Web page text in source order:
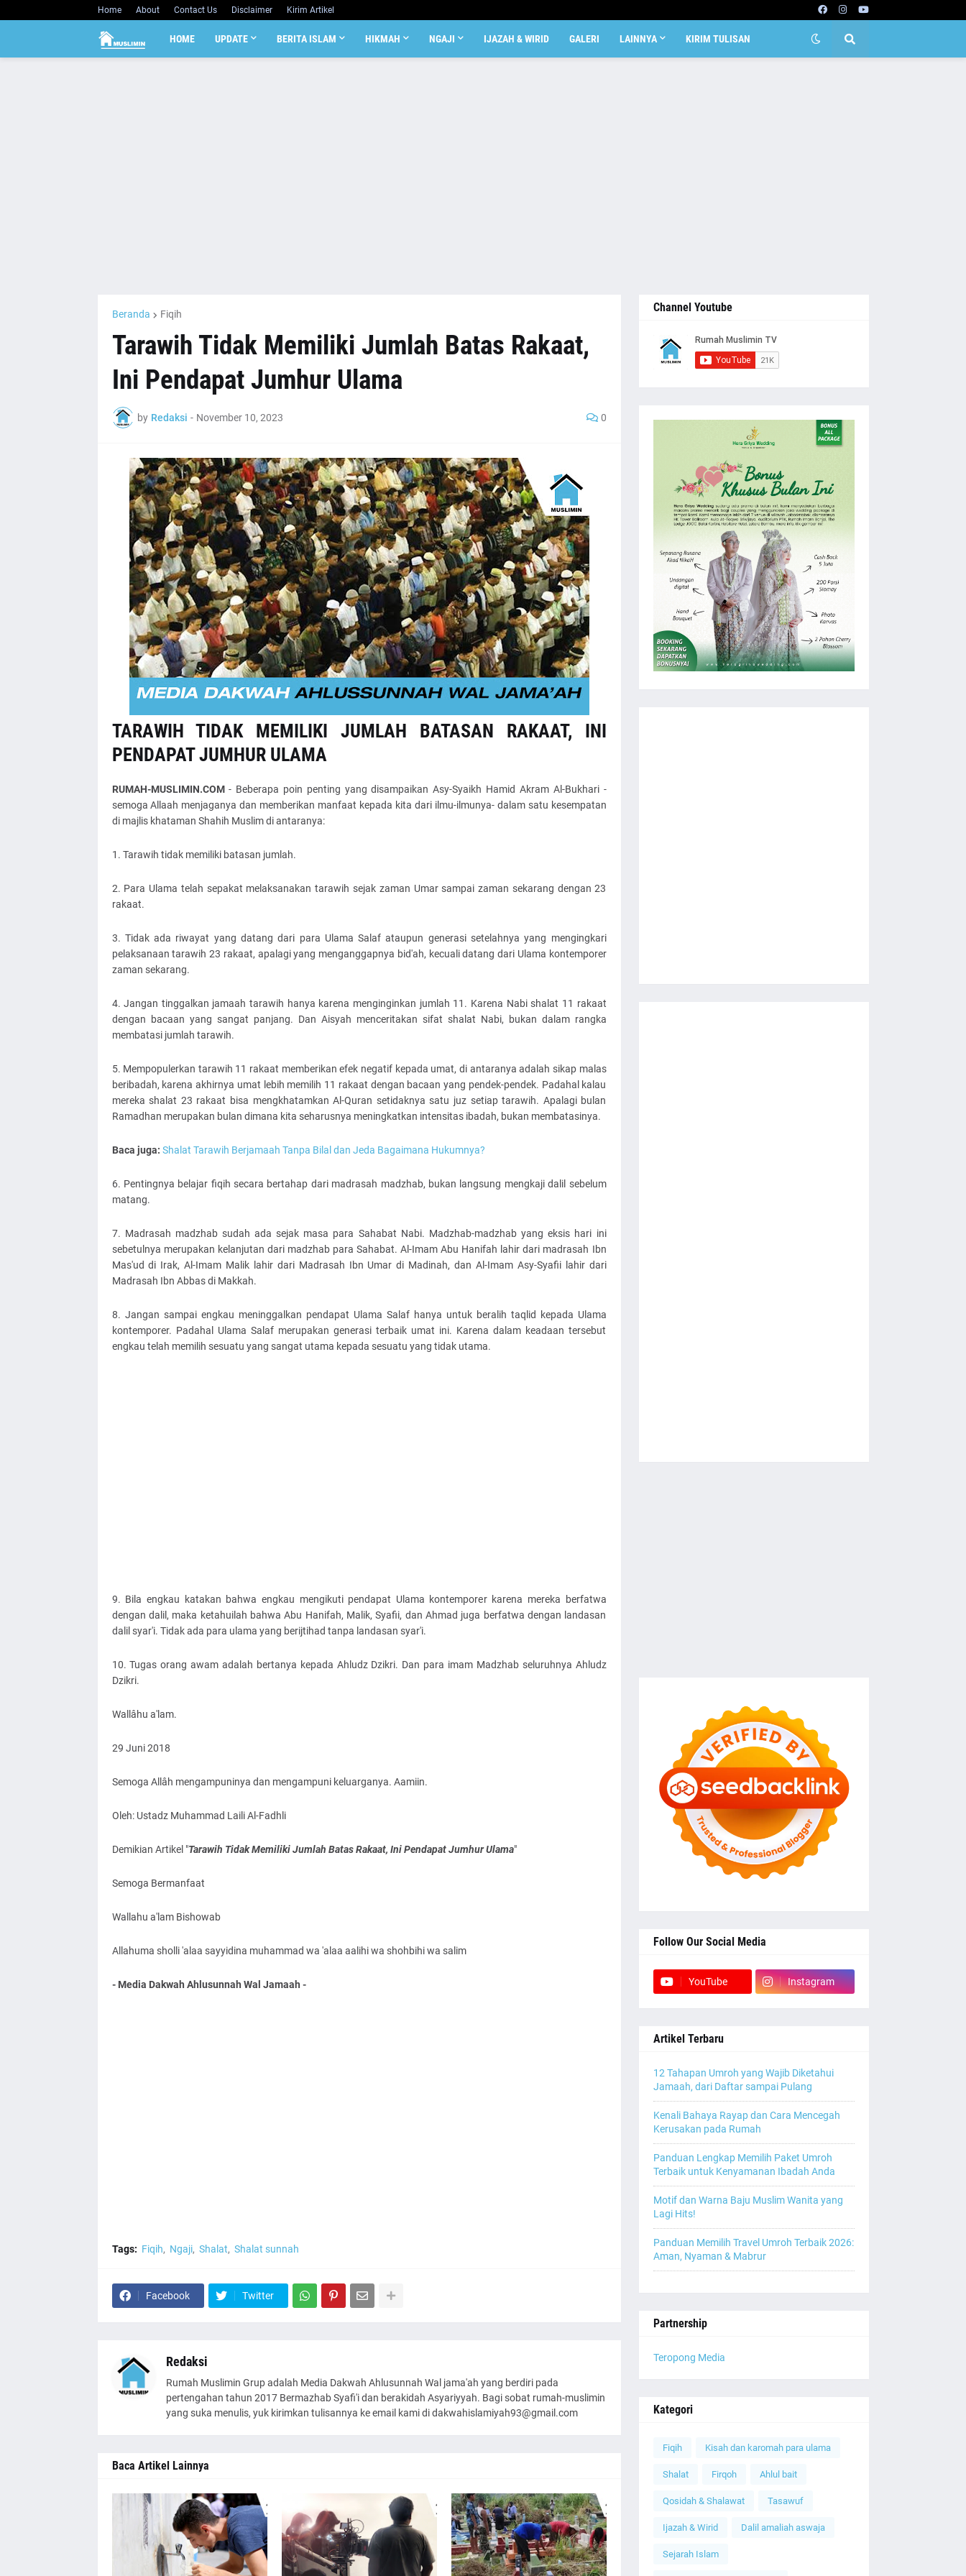
Home About Contact Us Disclaimer Kirim Artikel
HOME UPDATE BERITA ISLAM HIKMAH NGAJI IJAZAH & WIRID GALERI LAINNYA KIRIM TULISAN
Beranda Fiqih
Tarawih Tidak Memiliki Jumlah Batas Rakaat,
Ini Pendapat Jumhur Ulama
by Redaksi - November 10, 2023 0
TARAWIH TIDAK MEMILIKI JUMLAH BATASAN RAKAAT, INI
PENDAPAT JUMHUR ULAMA
RUMAH-MUSLIMIN.COM- Beberapa poin penting yang disampaikan Asy-Syaikh Hamid Akram Al-Bukhari -
semoga Allaah menjaganya dan memberikan manfaat kepada kita dari ilmu-ilmunya- dalam satu kesempatan
di majlis khataman Shahih Muslim di antaranya:
1. Tarawih tidak memiliki batasan jumlah.
2. Para Ulama telah sepakat melaksanakan tarawih sejak zaman Umar sampai zaman sekarang dengan 23
rakaat.
3. Tidak ada riwayat yang datang dari para Ulama Salaf ataupun generasi setelahnya yang mengingkari
pelaksanaan tarawih 23 rakaat, apalagi yang menganggapnya bid'ah, kecuali datang dari Ulama kontemporer
zaman sekarang.
4. Jangan tinggalkan jamaah tarawih hanya karena menginginkan jumlah 11. Karena Nabi shalat 11 rakaat
dengan bacaan yang sangat panjang. Dan Aisyah menceritakan sifat shalat Nabi, bukan dalam rangka
membatasi jumlah tarawih.
5. Mempopulerkan tarawih 11 rakaat memberikan efek negatif kepada umat, di antaranya adalah sikap malas
beribadah, karena akhirnya umat lebih memilih 11 rakaat dengan bacaan yang pendek-pendek. Padahal kalau
mereka shalat 23 rakaat bisa mengkhatamkan Al-Quran setidaknya satu juz setiap tarawih. Apalagi bulan
Ramadhan merupakan bulan dimana kita seharusnya meningkatkan intensitas ibadah, bukan membatasinya.
Baca juga: Shalat Tarawih Berjamaah Tanpa Bilal dan Jeda Bagaimana Hukumnya?
6. Pentingnya belajar fiqih secara bertahap dari madrasah madzhab, bukan langsung mengkaji dalil sebelum
matang.
7. Madrasah madzhab sudah ada sejak masa para Sahabat Nabi. Madzhab-madzhab yang eksis hari ini
sebetulnya merupakan kelanjutan dari madzhab para Sahabat. Al-Imam Abu Hanifah lahir dari madrasah Ibn
Mas'ud di Irak, Al-Imam Malik lahir dari Madrasah Ibn Umar di Madinah, dan Al-Imam Asy-Syafii lahir dari
Madrasah Ibn Abbas di Makkah.
8. Jangan sampai engkau meninggalkan pendapat Ulama Salaf hanya untuk beralih taqlid kepada Ulama
kontemporer. Padahal Ulama Salaf merupakan generasi terbaik umat ini. Karena dalam keadaan tersebut
engkau telah memilih sesuatu yang sangat utama kepada sesuatu yang tidak utama.
9. Bila engkau katakan bahwa engkau mengikuti pendapat Ulama kontemporer karena mereka berfatwa
dengan dalil, maka ketahuilah bahwa Abu Hanifah, Malik, Syafii, dan Ahmad juga berfatwa dengan landasan
dalil syar'i. Tidak ada para ulama yang berijtihad tanpa landasan syar'i.
10. Tugas orang awam adalah bertanya kepada Ahludz Dzikri. Dan para imam Madzhab seluruhnya Ahludz
Dzikri.
Wallâhu a'lam.
29 Juni 2018
Semoga Allâh mengampuninya dan mengampuni keluarganya. Aamiin.
Oleh: Ustadz Muhammad Laili Al-Fadhli
Demikian Artikel "Tarawih Tidak Memiliki Jumlah Batas Rakaat, Ini Pendapat Jumhur Ulama"
Semoga Bermanfaat
Wallahu a'lam Bishowab
Allahuma sholli 'alaa sayyidina muhammad wa 'alaa aalihi wa shohbihi wa salim
- Media Dakwah Ahlusunnah Wal Jamaah -
Tags: Fiqih Ngaji Shalat Shalat sunnah
Facebook Twitter
Redaksi
Rumah Muslimin Grup adalah Media Dakwah Ahlusunnah Wal jama'ah yang berdiri pada
pertengahan tahun 2017 Bermazhab Syafi'i dan berakidah Asyariyyah. Bagi sobat rumah-muslimin
yang suka menulis, yuk kirimkan tulisannya ke email kami di dakwahislamiyah93@gmail.com
Baca Artikel Lainnya
Channel Youtube
Follow Our Social Media
YouTube Instagram
Artikel Terbaru
12 Tahapan Umroh yang Wajib Diketahui
Jamaah, dari Daftar sampai Pulang
Kenali Bahaya Rayap dan Cara Mencegah
Kerusakan pada Rumah
Panduan Lengkap Memilih Paket Umroh
Terbaik untuk Kenyamanan Ibadah Anda
Motif dan Warna Baju Muslim Wanita yang
Lagi Hits!
Panduan Memilih Travel Umroh Terbaik 2026:
Aman, Nyaman & Mabrur
Partnership
Teropong Media
Kategori
Fiqih Kisah dan karomah para ulama
Shalat Firqoh Ahlul bait
Qosidah & Shalawat Tasawuf
Ijazah & Wirid Dalil amaliah aswaja
Sejarah Islam